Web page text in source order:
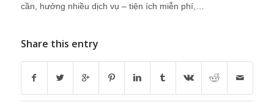
cần, hưởng nhiều dịch vụ – tiện ích miễn phí,…
Share this entry